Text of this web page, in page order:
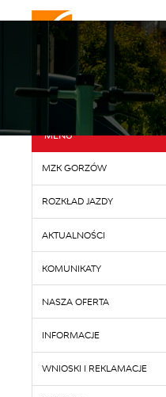
Powróć do: Strona Główna
MZK GORZÓW
ROZKŁAD JAZDY
AKTUALNOŚCI
KOMUNIKATY
NASZA OFERTA
INFORMACJE
WNIOSKI I REKLAMACJE